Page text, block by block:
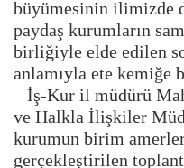
büyümesinin ilimizde
paydaş kurumların
birliğiyle elde edilen
anlamıyla ete kemiğe
İş-Kur il müdürü
ve Halkla İlişkiler
kurumun birim
gerçekleştirilen